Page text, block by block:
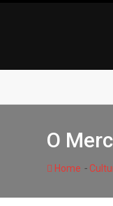
O
Home -